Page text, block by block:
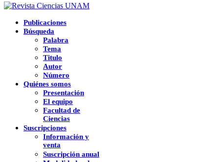
Publicaciones
Búsqueda
Palabra
Tema
Titulo
Autor
Número
Quiénes somos
Presentación
El equipo
Facultad de
Ciencias
Suscripciones
Información y
venta
Suscripción anual